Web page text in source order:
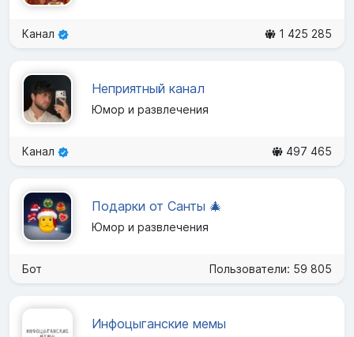
Канал 1 425 285
Неприятный канал
Юмор и развлечения
Канал 497 465
Подарки от Санты 🎄
Юмор и развлечения
Бот Пользователи: 59 805
Инфоцыганские мемы